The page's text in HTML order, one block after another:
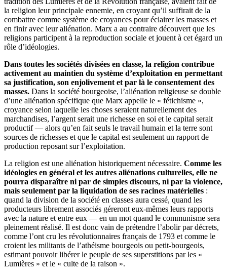
la religion leur principale ennemie, en croyant qu’il suffirait de la
combattre comme système de croyances pour éclairer les masses et
en finir avec leur aliénation. Marx a au contraire découvert que les
religions participent à la reproduction sociale et jouent à cet égard un
rôle d’idéologies.
Dans toutes les sociétés divisées en classe, la religion contribue
activement au maintien du système d’exploitation en permettant
sa justification, son enjolivement et par là le consentement des
masses. Dans la société bourgeoise, l’aliénation religieuse se double
d’une aliénation spécifique que Marx appelle le « fétichisme »,
croyance selon laquelle les choses seraient naturellement des
marchandises, l’argent serait une richesse en soi et le capital serait
productif — alors qu’en fait seuls le travail humain et la terre sont
sources de richesses et que le capital est seulement un rapport de
production reposant sur l’exploitation.
La religion est une aliénation historiquement nécessaire. Comme les
idéologies en général et les autres aliénations culturelles, elle ne
pourra disparaître ni par de simples discours, ni par la violence,
mais seulement par la liquidation de ses racines matérielles :
quand la division de la société en classes aura cessé, quand les
producteurs librement associés géreront eux-mêmes leurs rapports
avec la nature et entre eux — en un mot quand le communisme sera
pleinement réalisé. Il est donc vain de prétendre l’abolir par décrets,
comme l’ont cru les révolutionnaires français de 1793 et comme le
croient les militants de l’athéisme bourgeois ou petit-bourgeois,
estimant pouvoir libérer le peuple de ses superstitions par les «
Lumières » et le « culte de la raison ».